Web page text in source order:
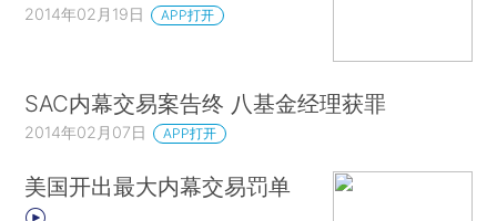
2014年02月19日 APP打开
SAC内幕交易案告终 八基金经理获罪
2014年02月07日 APP打开
美国开出最大内幕交易罚单